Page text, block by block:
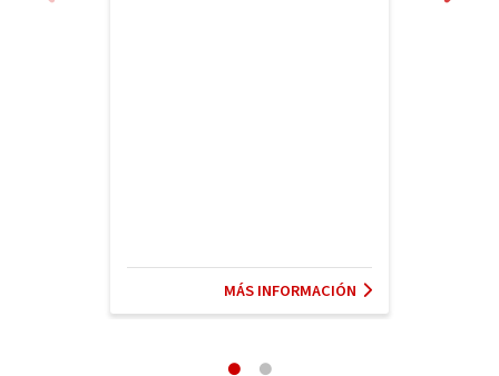
MÁS INFORMACIÓN